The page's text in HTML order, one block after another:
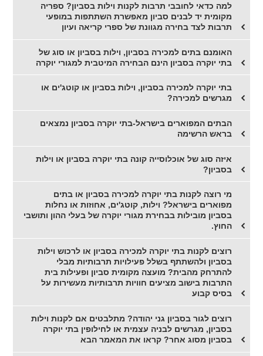
למה כדאי לחובבי תרבות לקנות וילות בסביון? ספריה
מקומית יד לבנים סביון מאפשרת השתתפות במופעי
תרבות לצד בחירה מגוונת של ספרי קריאה ועיון
האומנם בתים למכירה בסביון, וילות בסביון או סוג של
בתי יוקרה בסביון הינם הבחירה המיטבית למגורי יוקרה
בתי יוקרה למכירה בסביון, וילות בסביון או קוטג'ים או
מגרשים למכירה?
הבתים המפוארים בישראל-בתי יוקרה בסביון נמצאים
בראש הרשימה
איזה סוג של אוכלוסייה קונה בתי יוקרה בסביון או וילות
בסביון?
מי רוצה לקנות בתי יוקרה למכירה בסביון או בתים
מפוארים בישראל? וילות, קוטג'ים, אחוזות או נחלות
בסביון מובילות בבחירת מגורי יוקרה של בעלי ההון ותושבי
החוץ.
רוצים לקנות בתי יוקרה למכירה בסביון או לרכוש וילות
בסביון ולהשתתף בשלל פעילויות תרבותיות מבלי
להתרחק מהבית? מועצה מקומית סביון ופעילות בית
התרבות בישוב מציעים חוויות תרבותיות מעשירות על
בסיס קבוע
רוצים לגור בסביון גני יהודה? מתלבטים אם לקנות וילות
בסביון, מגרשים לבניה עצמית או לחילופין בתי יוקרה
בסביון מסוג אחר? קראו את המאמר הבא